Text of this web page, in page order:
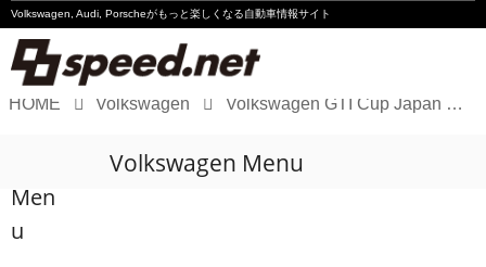
Volkswagen, Audi, Porscheがもっと楽しくなる自動車情報サイト
Audi
HOME Volkswagen Volkswagen GTI Cup Japan 2010 Rd2 結果
Men
u
Volkswagen Menu